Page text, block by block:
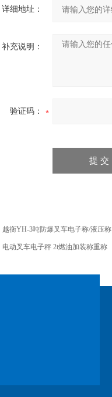
详细地址：
补充说明：
验证码：
越衡YH-3吨防爆叉车电子称/液压称
电动叉车电子秤 2t燃油加装称重称